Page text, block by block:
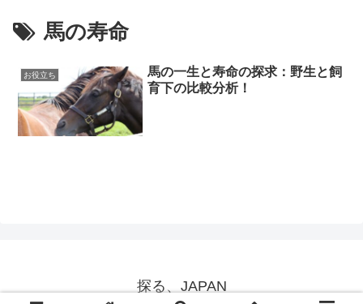
馬の寿命
お役立ち
馬の一生と寿命の探求：野生と飼
育下の比較分析！
探る、JAPAN